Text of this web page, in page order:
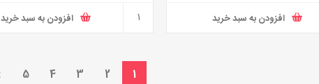
افزودن به سبد خرید افزودن به سبد خرید
1
2
3
4
5